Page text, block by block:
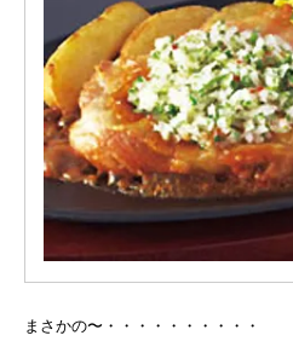
まさかの〜・・・・・・・・・・